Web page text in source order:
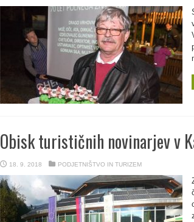
Obisk turističnih novinarjev v
18. 9. 2018 PODJETNIŠTVO IN TURIZEM